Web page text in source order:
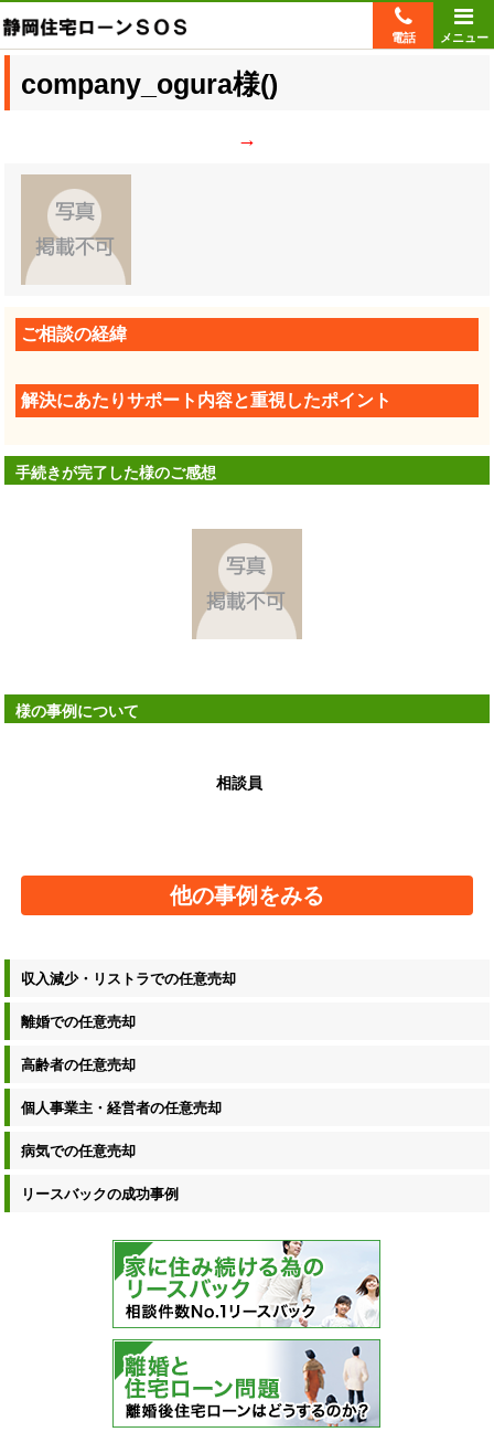
電話 メニュー
company_ogura様()
→
ご相談の経緯
解決にあたりサポート内容と重視したポイント
手続きが完了した様のご感想
様の事例について
相談員
他の事例をみる
収入減少・リストラでの任意売却
離婚での任意売却
高齢者の任意売却
個人事業主・経営者の任意売却
病気での任意売却
リースバックの成功事例